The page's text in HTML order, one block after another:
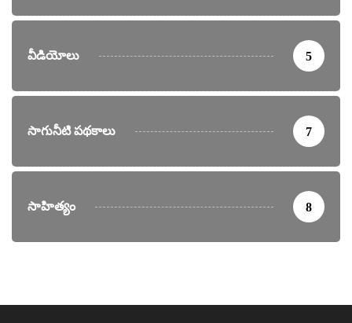
వీడియోలు 5
సాగునీటి పథకాలు 7
సాహిత్యం 8